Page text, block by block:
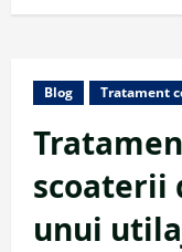
Blog Tratament
scoaterii
unui